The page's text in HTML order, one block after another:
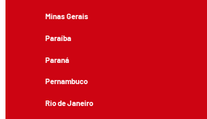
Minas Gerais
Paraíba
Paraná
Pernambuco
Rio de Janeiro